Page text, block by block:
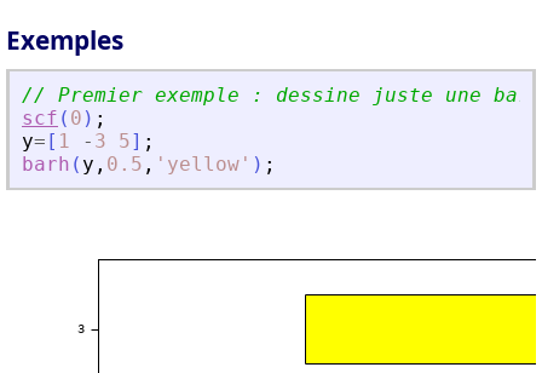
Exemples
// Premier exemple : dessine juste une
scf ( 0 ) ;
y= [ 1 - 3 5] ;
barh ( y , 0.5 , ' yellow ' ) ;